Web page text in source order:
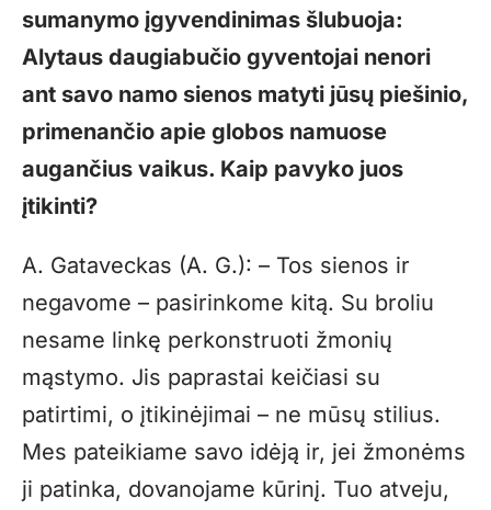
sumanymo įgyvendinimas šlubuoja:
Alytaus daugiabučio gyventojai nenori
ant savo namo sienos matyti jūsų piešinio,
primenančio apie globos namuose
augančius vaikus. Kaip pavyko juos
įtikinti?
A. Gataveckas (A. G.): – Tos sienos ir
negavome – pasirinkome kitą. Su broliu
nesame linkę perkonstruoti žmonių
mąstymo. Jis paprastai keičiasi su
patirtimi, o įtikinėjimai – ne mūsų stilius.
Mes pateikiame savo idėją ir, jei žmonėms
ji patinka, dovanojame kūrinį. Tuo atveju,